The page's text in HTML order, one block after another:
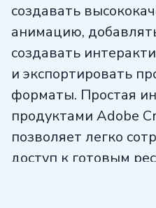
создавать
анимацию,
создавать
и экспортировать
форматы. Простая
продуктами Adobe
позволяет легко
доступ к готовым